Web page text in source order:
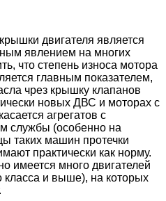
двигателя является
явлением на многих
что степень износа мотора
главным показателем,
чрез крышку клапанов
новых ДВС и моторах с
агрегатов с
службы (особенно на
таких машин протечки
практически как норму.
имеется много двигателей
класса и выше), на которых